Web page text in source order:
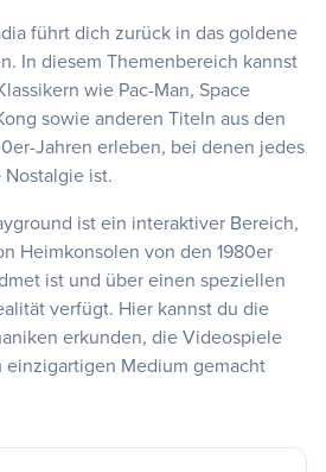
führt dich zurück in das goldene
In diesem Themenbereich kannst
wie Pac-Man, Space
sowie anderen Titeln aus den
Jahren erleben, bei denen jedes
ist.
ist ein interaktiver Bereich,
Heimkonsolen von den 1980er
ist und über einen speziellen
verfügt. Hier kannst du die
erkunden, die Videospiele
Medium gemacht